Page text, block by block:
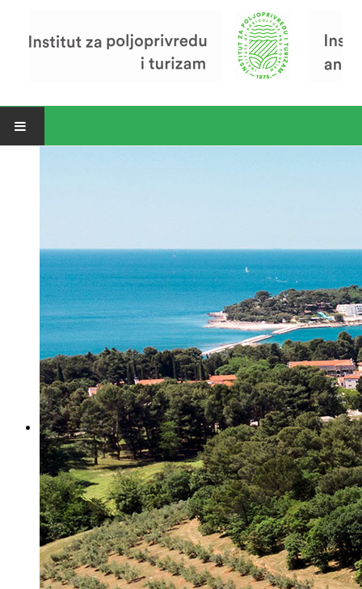
Zavod za poljoprivredu i prehranu
Zavod za ekonomiku i razvoj poljoprivrede
Zavod za turizam
Pokusno poljoprivredno imanje
Zaposlenici
Euraxess
Misija i vizija
Upravno Vijeće
Rad Upravnog vijeća
Znanstveno Vijeće
Rad Znanstvenog vijeća
Etičko povjerenstvo
Etički kodeks
Financiranje
Proračun
Potpore
PROGRAMSKO FINANCIRANJE
Izvještavanje po uredbi
Projekti Instituta